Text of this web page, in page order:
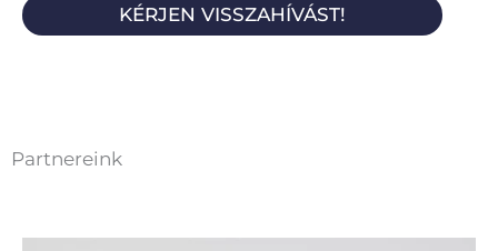
KÉRJEN VISSZAHÍVÁST!
Partnereink